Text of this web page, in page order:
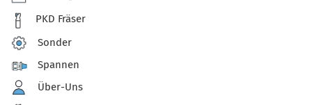
PKD Fräser
Sonder
Spannen
Über-Uns